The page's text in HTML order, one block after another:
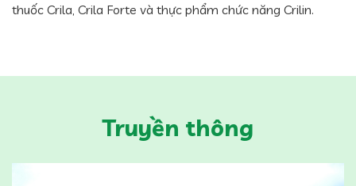
thuốc Crila, Crila Forte và thực phẩm chức năng Crilin.
Truyền thông